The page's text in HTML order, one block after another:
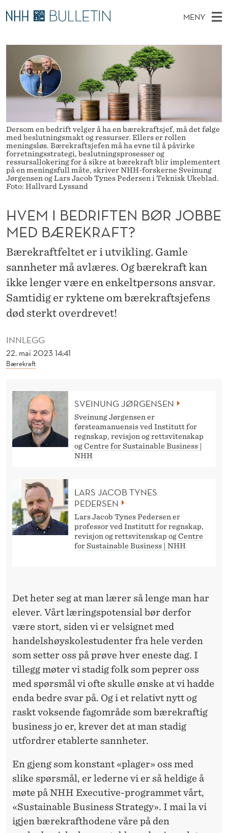
H
V
E
B
E
D
R
T
E
N
B
Ø
R
O
B
Æ
MENY
O
E
N
Y
Ø
S
E
T
Stipendiater og nye forskerprofiler
Disputaser
Ekspertutvalg
Om Bulletin
Dersom en bedrift velger å ha en bærekraftsjef, må det følge
med beslutningsmakt og ressurser. Ellers er rollen
meningsløs. Bærekraftsjefen må ha evne til å påvirke
forretningsstrategi, beslutningsprosesser og
ressursallokering for å sikre at bærekraft blir implementert
på en meningsfull måte, skriver NHH-forskerne Sveinung
Jørgensen og Lars Jacob Tynes Pedersen i Teknisk Ukeblad.
Foto: Hallvard Lyssand
INNLEGG
22. mai 2023 14:41
Bærekraft
HVEM I BEDRIFTEN BØR JOBBE
MED BÆREKRAFT?
Bærekraftfeltet er i utvikling. Gamle
sannheter må avlæres. Og bærekraft kan
ikke lenger være en enkeltpersons ansvar.
Samtidig er ryktene om bærekraftsjefens
død sterkt overdrevet!
SVEINUNG JØRGENSEN
Sveinung Jørgensen er
førsteamanuensis ved Institutt for
regnskap, revisjon og rettsvitenskap
og Centre for Sustainable Business |
NHH
LARS JACOB TYNES
PEDERSEN
Lars Jacob Tynes Pedersen er
professor ved Institutt for regnskap,
revisjon og rettsvitenskap og Centre
for Sustainable Business | NHH
Det heter seg at man lærer så lenge man har
elever. Vårt læringspotensial bør derfor
være stort, siden vi er velsignet med
handelshøyskolestudenter fra hele verden
som setter oss på prøve hver eneste dag. I
tillegg møter vi stadig folk som peprer oss
med spørsmål vi ofte skulle ønske at vi hadde
enda bedre svar på. Og i et relativt nytt og
raskt voksende fagområde som bærekraftig
business jo er, krever det at man stadig
utfordrer etablerte sannheter.
En gjeng som konstant «plager» oss med
slike spørsmål, er lederne vi er så heldige å
møte på NHH Executive-programmet vårt,
«Sustainable Business Strategy». I mai la vi
igjen bærekrafthodene våre på den